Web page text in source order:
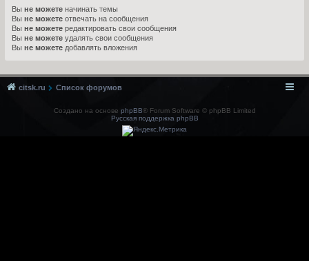
Вы не можете начинать темы
Вы не можете отвечать на сообщения
Вы не можете редактировать свои сообщения
Вы не можете удалять свои сообщения
Вы не можете добавлять вложения
citsk.ru Список форумов
Создано на основе phpBB® Forum Software © phpBB Limited
Русская поддержка phpBB